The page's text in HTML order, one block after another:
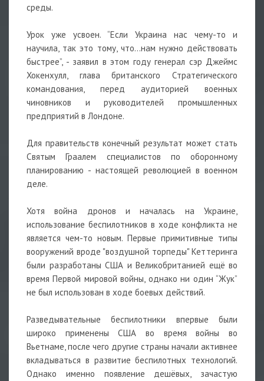
среды.
Урок уже усвоен. “Если Украина нас чему-то и
научила, так это тому, что…нам нужно действовать
быстрее”, - заявил в этом году генерал сэр Джеймс
Хокенхулл, глава британского Стратегического
командования, перед аудиторией военных
чиновников и руководителей промышленных
предприятий в Лондоне.
Для правительств конечный результат может стать
Святым Граалем специалистов по оборонному
планированию - настоящей революцией в военном
деле.
Хотя война дронов и началась на Украине,
использование беспилотников в ходе конфликта не
является чем-то новым. Первые примитивные типы
вооружений вроде "воздушной торпеды" Кеттеринга
были разработаны США и Великобританией ещё во
время Первой мировой войны, однако ни один “Жук”
не был использован в ходе боевых действий.
Разведывательные беспилотники впервые были
широко применены США во время войны во
Вьетнаме, после чего другие страны начали активнее
вкладываться в развитие беспилотных технологий.
Однако именно появление дешёвых, зачастую